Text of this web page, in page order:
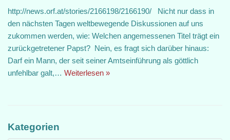
http://news.orf.at/stories/2166198/2166190/ Nicht nur dass in
den nächsten Tagen weltbewegende Diskussionen auf uns
zukommen werden, wie: Welchen angemessenen Titel trägt ein
zurückgetretener Papst? Nein, es fragt sich darüber hinaus:
Darf ein Mann, der seit seiner Amtseinführung als göttlich
unfehlbar galt,… Weiterlesen »
Kategorien